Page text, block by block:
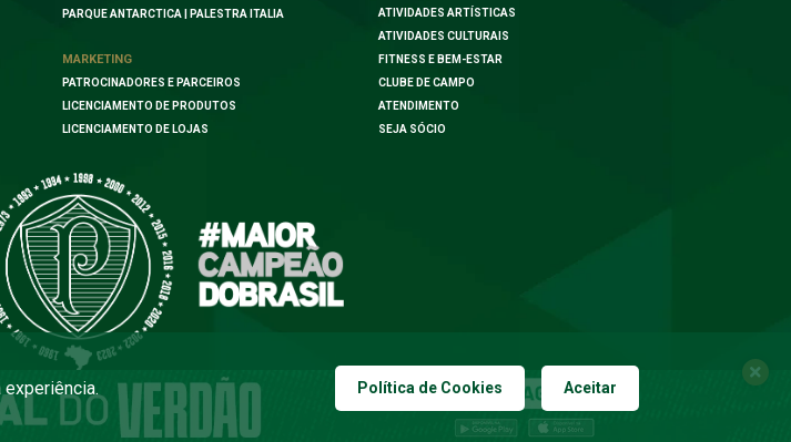
PARQUE ANTARCTICA | PALESTRA ITALIA
MARKETING
PATROCINADORES E PARCEIROS
LICENCIAMENTO DE PRODUTOS
LICENCIAMENTO DE LOJAS
ATIVIDADES ARTÍSTICAS
ATIVIDADES CULTURAIS
FITNESS E BEM-ESTAR
CLUBE DE CAMPO
ATENDIMENTO
SEJA SÓCIO
TODOS OS DIREITOS RESERVADOS
Política de Cookies Aceitar